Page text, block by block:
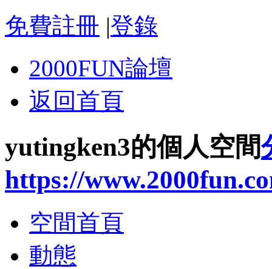
免費註冊 |登錄
2000FUN論壇
返回首頁
yutingken3的個人空間
https://
空間首頁
動態